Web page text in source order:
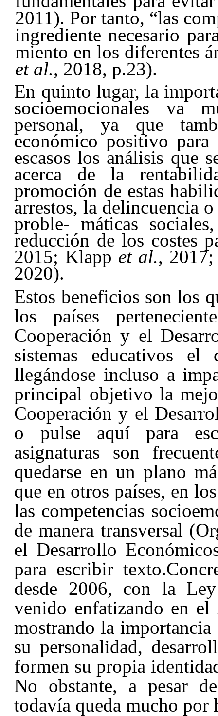
2011). Por tanto, “las
ingrediente necesario
miento en los diferentes
et al., 2018, p.23).
En quinto lugar, la
socioemocionales va
personal, ya que
económico positivo
escasos los análisis que
acerca de la
promoción de estas
arrestos, la delincuencia
proble- máticas
reducción de los costes
2015; Klapp et al.,
2020).
Estos beneficios son los
los países
Cooperación y el
sistemas educativos el
llegándose incluso a
principal objetivo la
Cooperación y el
o pulse aquí para
asignaturas son
quedarse en un plano
que en otros países, en
las competencias
de manera transversal
el Desarrollo
para escribir texto.
desde 2006, con la
venido enfatizando en
mostrando la importancia
su personalidad,
formen su propia
No obstante, a pesar
todavía queda mucho por